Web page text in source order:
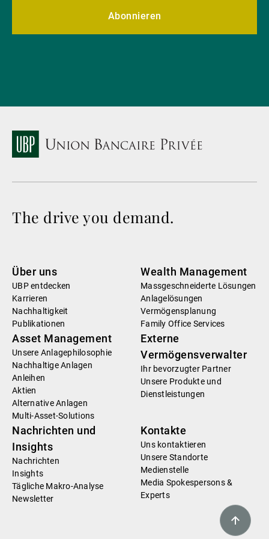
Abonnieren
The drive you demand.
Über uns
UBP entdecken
Karrieren
Nachhaltigkeit
Publikationen
Wealth Management
Massgeschneiderte Lösungen
Anlagelösungen
Vermögensplanung
Family Office Services
Asset Management
Unsere Anlagephilosophie
Nachhaltige Anlagen
Anleihen
Aktien
Alternative Anlagen
Multi-Asset-Solutions
Externe
Vermögensverwalter
Ihr bevorzugter Partner
Unsere Produkte und
Dienstleistungen
Nachrichten und
Insights
Nachrichten
Insights
Tägliche Makro-Analyse
Newsletter
Kontakte
Uns kontaktieren
Unsere Standorte
Medienstelle
Media Spokespersons &
Experts